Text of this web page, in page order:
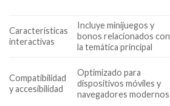
Características
interactivas
Incluye minijuegos y
bonos relacionados con
la temática principal
Compatibilidad
y accesibilidad
Optimizado para
dispositivos móviles y
navegadores modernos